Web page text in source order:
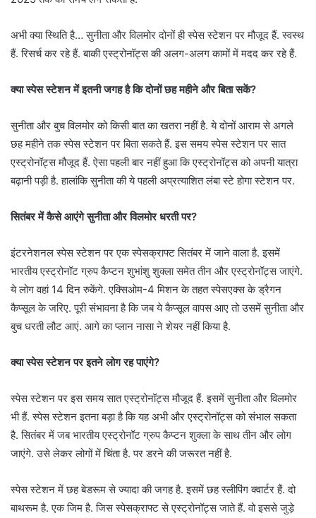
अभी क्या स्थिति है… सुनीता और विलमोर दोनों ही स्पेस स्टेशन पर मौजूद हैं. स्वस्थ
हैं. रिसर्च कर रहे हैं. बाकी एस्ट्रोनॉट्स की अलग-अलग कामों में मदद कर रहे हैं.
क्या स्पेस स्टेशन में इतनी जगह है कि दोनों छह महीने और बिता सकें?
सुनीता और बुच विलमोर को किसी बात का खतरा नहीं है. ये दोनों आराम से अगले
छह महीने तक स्पेस स्टेशन पर बिता सकते हैं. इस समय स्पेस स्टेशन पर सात
एस्ट्रोनॉट्स मौजूद हैं. ऐसा पहली बार नहीं हुआ कि एस्ट्रोनॉट्स को अपनी यात्रा
बढ़ानी पड़ी है. हालांकि सुनीता की ये पहली अप्रत्याशित लंबा स्टे होगा स्टेशन पर.
सितंबर में कैसे आएंगे सुनीता और विलमोर धरती पर?
इंटरनेशनल स्पेस स्टेशन पर एक स्पेसक्राफ्ट सितंबर में जाने वाला है. इसमें
भारतीय एस्ट्रोनॉट ग्रुप कैप्टन शुभांशु शुक्ला समेत तीन और एस्ट्रोनॉट्स जाएंगे.
ये लोग वहां 14 दिन रुकेंगे. एक्सिओम-4 मिशन के तहत स्पेसएक्स के ड्रैगन
कैप्सूल के जरिए. पूरी संभावना है कि जब ये कैप्सूल वापस आए तो उसमें सुनीता और
बुच धरती लौट आएं. आगे का प्लान नासा ने शेयर नहीं किया है.
क्या स्पेस स्टेशन पर इतने लोग रह पाएंगे?
स्पेस स्टेशन पर इस समय सात एस्ट्रोनॉट्स मौजूद हैं. इसमें सुनीता और विलमोर
भी हैं. स्पेस स्टेशन इतना बड़ा है कि यह अभी और एस्ट्रोनॉट्स को संभाल सकता
है. सितंबर में जब भारतीय एस्ट्रोनॉट ग्रुप कैप्टन शुक्ला के साथ तीन और लोग
जाएंगे. उसे लेकर लोगों में चिंता है. पर डरने की जरूरत नहीं है.
स्पेस स्टेशन में छह बेडरूम से ज्यादा की जगह है. इसमें छह स्लीपिंग क्वार्टर हैं. दो
बाथरूम है. एक जिम है. जिस स्पेसक्राफ्ट से एस्ट्रोनॉट्स जाते हैं. वो इससे जुड़े